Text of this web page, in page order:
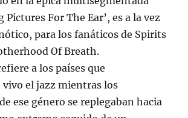
Pictures For The Ear’, es a la vez
para los fanáticos de Spirits
Of Breath.
a los países que
el jazz mientras los
ese género se replegaban hacia